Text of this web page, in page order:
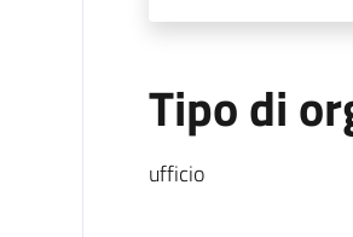
Tipo di
ufficio